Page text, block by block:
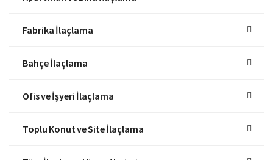
Fabrika İlaçlama
Bahçe İlaçlama
Ofis ve İşyeri İlaçlama
Toplu Konut ve Site İlaçlama